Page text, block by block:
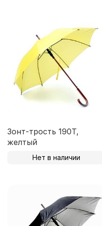
Зонт-трость 190T,
желтый
Нет в наличии